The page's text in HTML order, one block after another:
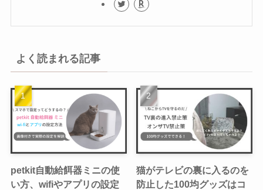
よく読まれる記事
petkit自動給餌器ミニの使
い方、wifiやアプリの設定
猫がテレビの裏に入るのを
防止した100均グッズはコ